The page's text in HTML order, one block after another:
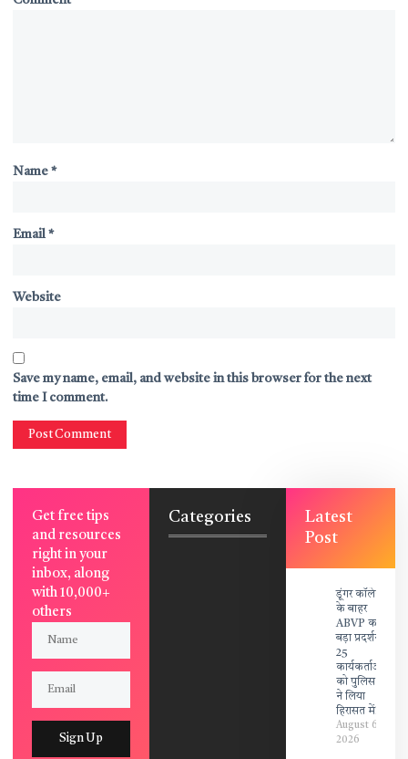
Name *
Email *
Website
Save my name, email, and website in this browser for the next
time I comment.
Get free tips
and resources
right in your
inbox, along
with 10,000+
others
Sign Up
Categories
Latest
Post
डूंगर कॉलेज
के बाहर
ABVP का
बड़ा प्रदर्शन,
25
कार्यकर्ताओं
को पुलिस
ने लिया
हिरासत में!
August 6,
2026